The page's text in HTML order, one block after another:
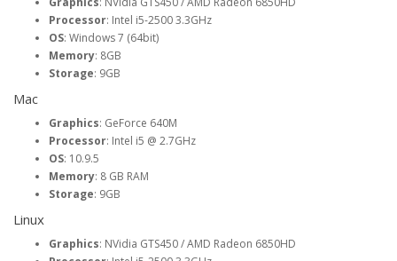
Processor: Intel i5-2500 3.3GHz
OS: Windows 7 (64bit)
Memory: 8GB
Storage: 9GB
Mac
Graphics: GeForce 640M
Processor: Intel i5 @ 2.7GHz
OS: 10.9.5
Memory: 8 GB RAM
Storage: 9GB
Linux
Graphics: NVidia GTS450 / AMD Radeon 6850HD